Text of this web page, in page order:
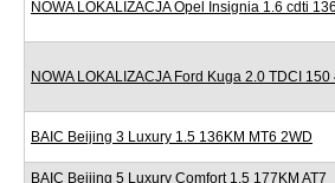
NOWA LOKALIZACJA Opel Insignia 1.6 cdti
NOWA LOKALIZACJA Ford Kuga 2.0 TDCI
BAIC Beijing 3 Luxury 1.5 136KM MT6 2WD
BAIC Beijing 5 Luxury Comfort 1.5 177KM AT7